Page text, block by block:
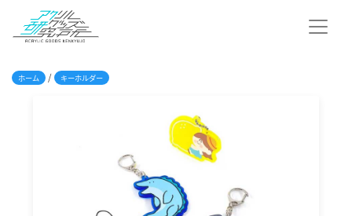
ホーム / キーホルダー